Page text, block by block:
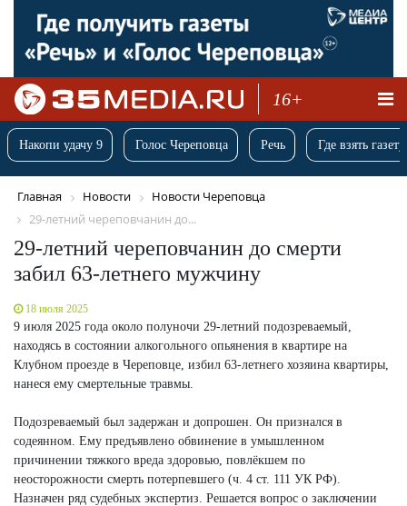
16+
Накопи удачу 9 Голос Череповца Речь Где взять
Главная Новости
Новости Череповца
29-летний череповчанин до...
29-летний череповчанин до смерти
забил 63-летнего мужчину
18 июля 2025
9 июля 2025 года около полуночи 29-летний подозреваемый,
находясь в состоянии алкогольного опьянения в квартире на
Клубном проезде в Череповце, избил 63-летнего хозяина квартиры,
нанеся ему смертельные травмы.
Подозреваемый был задержан и допрошен. Он признался в
содеянном. Ему предъявлено обвинение в умышленном
причинении тяжкого вреда здоровью, повлёкшем по
неосторожности смерть потерпевшего (ч. 4 ст. 111 УК РФ).
Назначен ряд судебных экспертиз. Решается вопрос о заключении